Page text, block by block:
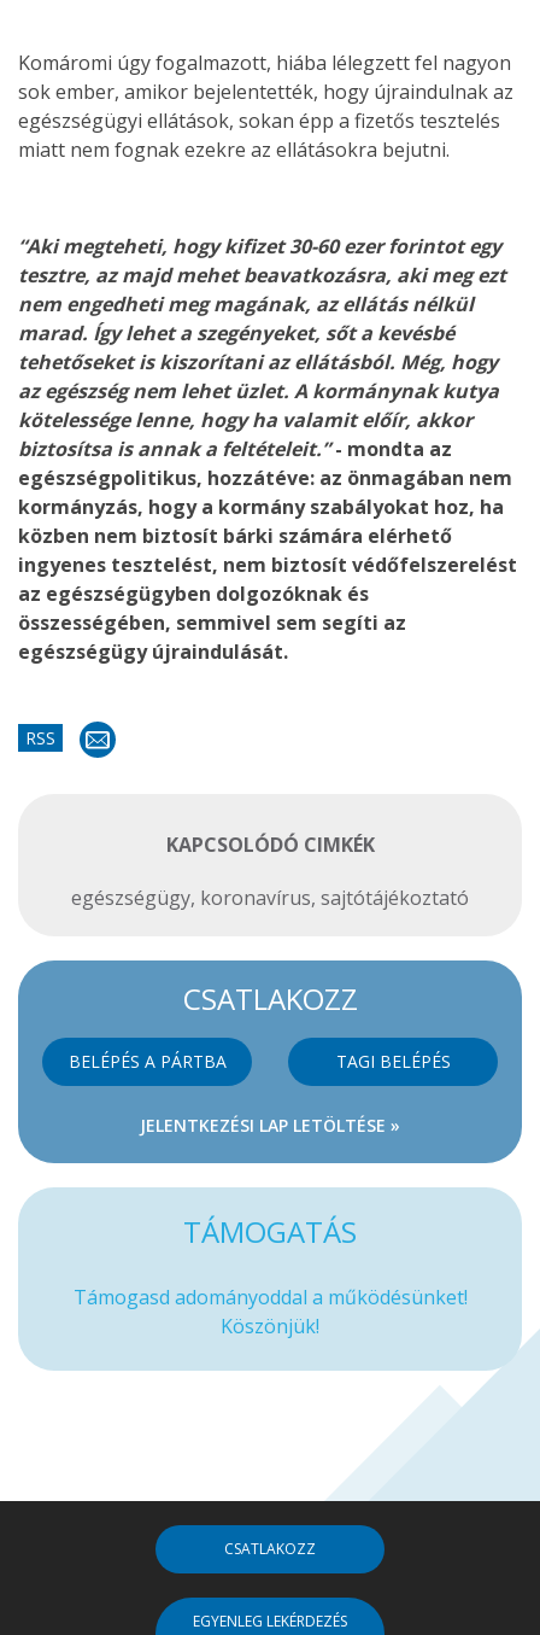
Komáromi úgy fogalmazott, hiába lélegzett fel nagyon
sok ember, amikor bejelentették, hogy újraindulnak az
egészségügyi ellátások, sokan épp a fizetős tesztelés
miatt nem fognak ezekre az ellátásokra bejutni.
“Aki megteheti, hogy kifizet 30-60 ezer forintot egy
tesztre, az majd mehet beavatkozásra, aki meg ezt
nem engedheti meg magának, az ellátás nélkül
marad. Így lehet a szegényeket, sőt a kevésbé
tehetőseket is kiszorítani az ellátásból. Még, hogy
az egészség nem lehet üzlet. A kormánynak kutya
kötelessége lenne, hogy ha valamit előír, akkor
biztosítsa is annak a feltételeit.”- mondta az
egészségpolitikus, hozzátéve: az önmagában nem
kormányzás, hogy a kormány szabályokat hoz, ha
közben nem biztosít bárki számára elérhető
ingyenes tesztelést, nem biztosít védőfelszerelést
az egészségügyben dolgozóknak és
összességében, semmivel sem segíti az
egészségügy újraindulását.
RSS
KAPCSOLÓDÓ CIMKÉK
egészségügy, koronavírus, sajtótájékoztató
CSATLAKOZZ
BELÉPÉS A PÁRTBA TAGI BELÉPÉS
JELENTKEZÉSI LAP LETÖLTÉSE »
TÁMOGATÁS
Támogasd adományoddal a működésünket!
Köszönjük!
CSATLAKOZZ
EGYENLEG LEKÉRDEZÉS